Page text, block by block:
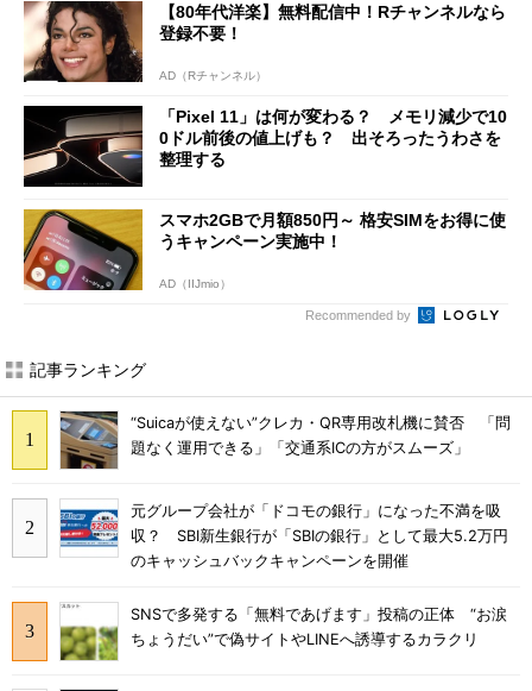
【80年代洋楽】無料配信中！Rチャンネルなら
登録不要！
AD（Rチャンネル）
「Pixel 11」は何が変わる？ メモリ減少で10
0ドル前後の値上げも？ 出そろったうわさを
整理する
スマホ2GBで月額850円～ 格安SIMをお得に使
うキャンペーン実施中！
AD（IIJmio）
Recommended by
記事ランキング
“Suicaが使えない”クレカ・QR専用改札機に賛否 「問
題なく運用できる」「交通系ICの方がスムーズ」
元グループ会社が「ドコモの銀行」になった不満を吸
収？ SBI新生銀行が「SBIの銀行」として最大5.2万円
のキャッシュバックキャンペーンを開催
SNSで多発する「無料であげます」投稿の正体 “お涙
ちょうだい”で偽サイトやLINEへ誘導するカラクリ